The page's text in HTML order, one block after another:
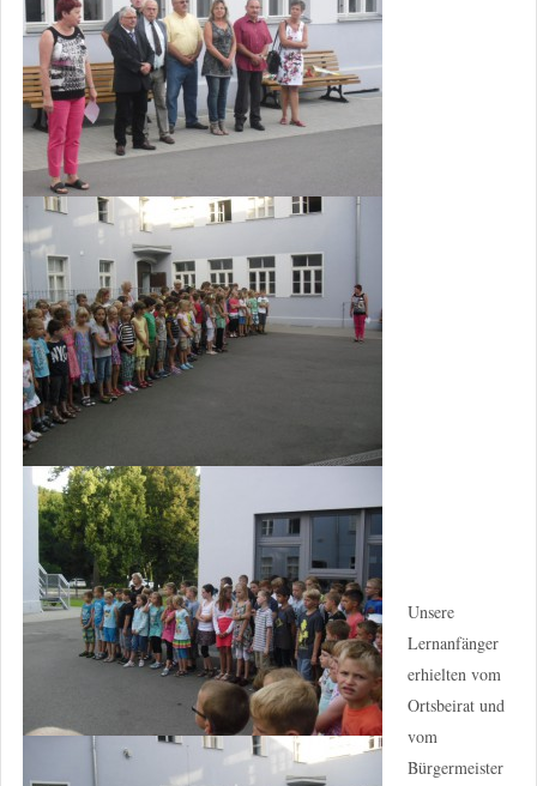
Unsere
Lernanfänger
erhielten vom
Ortsbeirat und
vom
Bürgermeister